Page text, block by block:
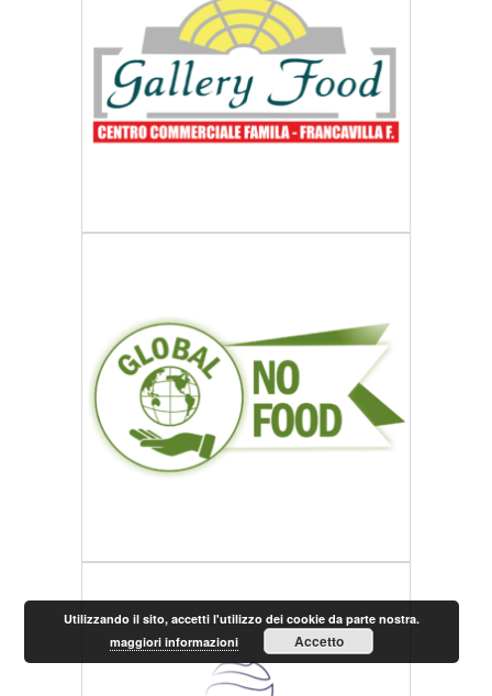
Utilizzando il sito, accetti l'utilizzo dei cookie da parte nostra.
maggiori informazioni
Accetto